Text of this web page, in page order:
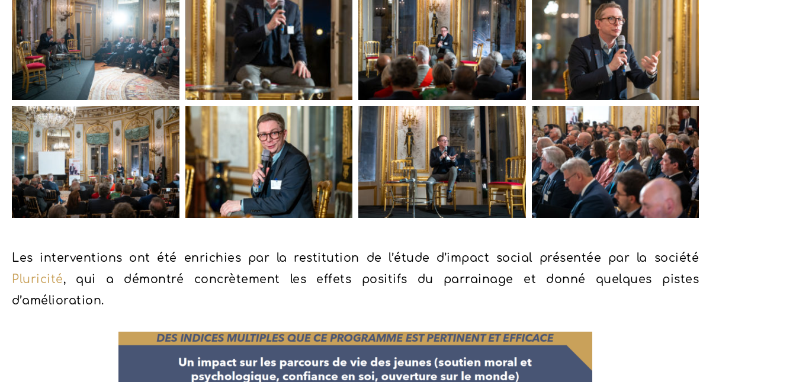
Les interventions ont été enrichies par la restitution de l’étude d’impact social présentée par la société
Pluricité, qui a démontré concrètement les effets positifs du parrainage et donné quelques pistes
d’amélioration.